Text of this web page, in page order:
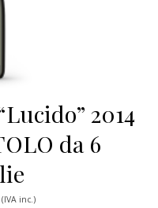
2014
da 6
originale era: 24,00 €.
prezzo attuale è: 21,00 €.
(IVA inc.)